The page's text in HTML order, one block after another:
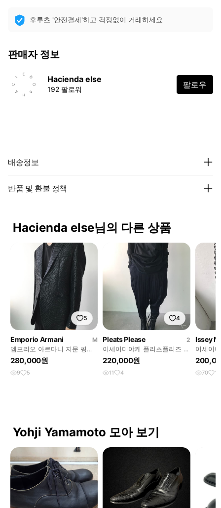
후루츠 '안전결제'하고 걱정없이 거래하세요
판매자 정보
Hacienda else
192 팔로워 팔로우
배송정보
반품 및 환불 정책
Hacienda else님의 다른 상품
5
Emporio Armani
M
엠포리오 아르마니 지문 핑거
프린트 자켓
280,000원
9 5
4
Pleats Please
2
이세이미야케 플리츠플리즈 팬
츠
220,000원
11 4
Issey
이세이
컷 플리
70 14
Yohji Yamamoto 모아 보기